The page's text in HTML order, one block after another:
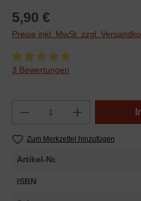
5,90 €
Preise inkl. MwSt. zzgl.
Durchschnittliche Bewertung von
3 Bewertungen
Zum Merkzettel hinzufügen
Artikel-Nr.
ISBN